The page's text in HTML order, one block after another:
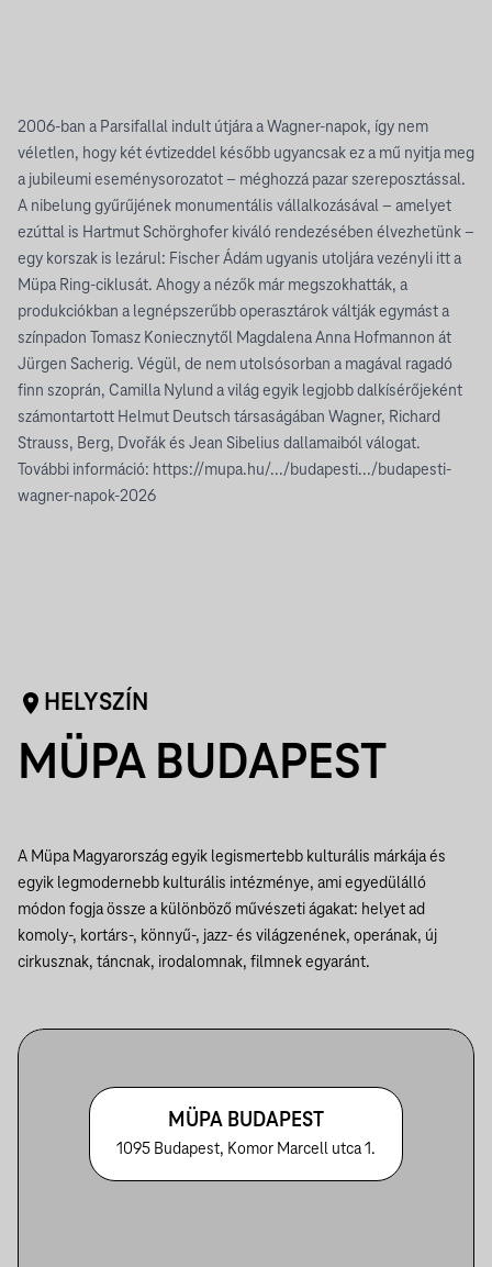
2006-ban a Parsifallal indult útjára a Wagner-napok, így nem
véletlen, hogy két évtizeddel később ugyancsak ez a mű nyitja meg
a jubileumi eseménysorozatot – méghozzá pazar szereposztással.
A nibelung gyűrűjének monumentális vállalkozásával – amelyet
ezúttal is Hartmut Schörghofer kiváló rendezésében élvezhetünk –
egy korszak is lezárul: Fischer Ádám ugyanis utoljára vezényli itt a
Müpa Ring-ciklusát. Ahogy a nézők már megszokhatták, a
produkciókban a legnépszerűbb operasztárok váltják egymást a
színpadon Tomasz Koniecznytől Magdalena Anna Hofmannon át
Jürgen Sacherig. Végül, de nem utolsósorban a magával ragadó
finn szoprán, Camilla Nylund a világ egyik legjobb dalkísérőjeként
számontartott Helmut Deutsch társaságában Wagner, Richard
Strauss, Berg, Dvořák és Jean Sibelius dallamaiból válogat.
További információ: https://mupa.hu/.../budapesti.../budapesti-
wagner-napok-2026
HELYSZÍN
MÜPA BUDAPEST
A Müpa Magyarország egyik legismertebb kulturális márkája és
egyik legmodernebb kulturális intézménye, ami egyedülálló
módon fogja össze a különböző művészeti ágakat: helyet ad
komoly-, kortárs-, könnyű-, jazz- és világzenének, operának, új
cirkusznak, táncnak, irodalomnak, filmnek egyaránt.
MÜPA BUDAPEST
1095 Budapest, Komor Marcell utca 1.